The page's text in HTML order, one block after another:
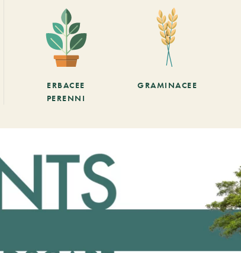
ERBACEE
PERENNI
GRAMINACEE